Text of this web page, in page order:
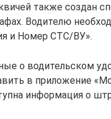
также создан
Водителю
и Номер СТС/ВУ».
о водительском
в приложение
информация о